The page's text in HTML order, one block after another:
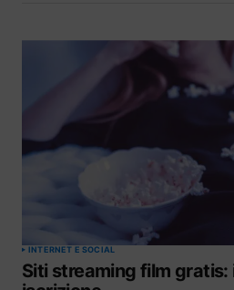
INTERNET E SOCIAL
Siti streaming film gratis: